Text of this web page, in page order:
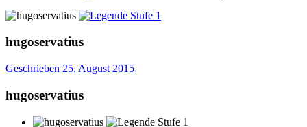
hugoservatius
Geschrieben 25. August 2015
hugoservatius